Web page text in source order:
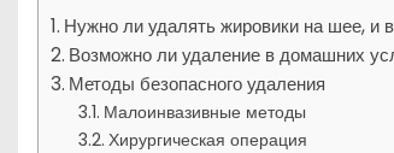
Нужно ли удалять жировики на шее, и
Возможно ли удаление в домашних
Методы безопасного удаления
Малоинвазивные методы
Хирургическая операция